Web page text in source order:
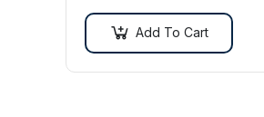
Add To Cart